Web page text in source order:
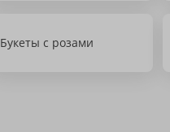
Букеты с розами